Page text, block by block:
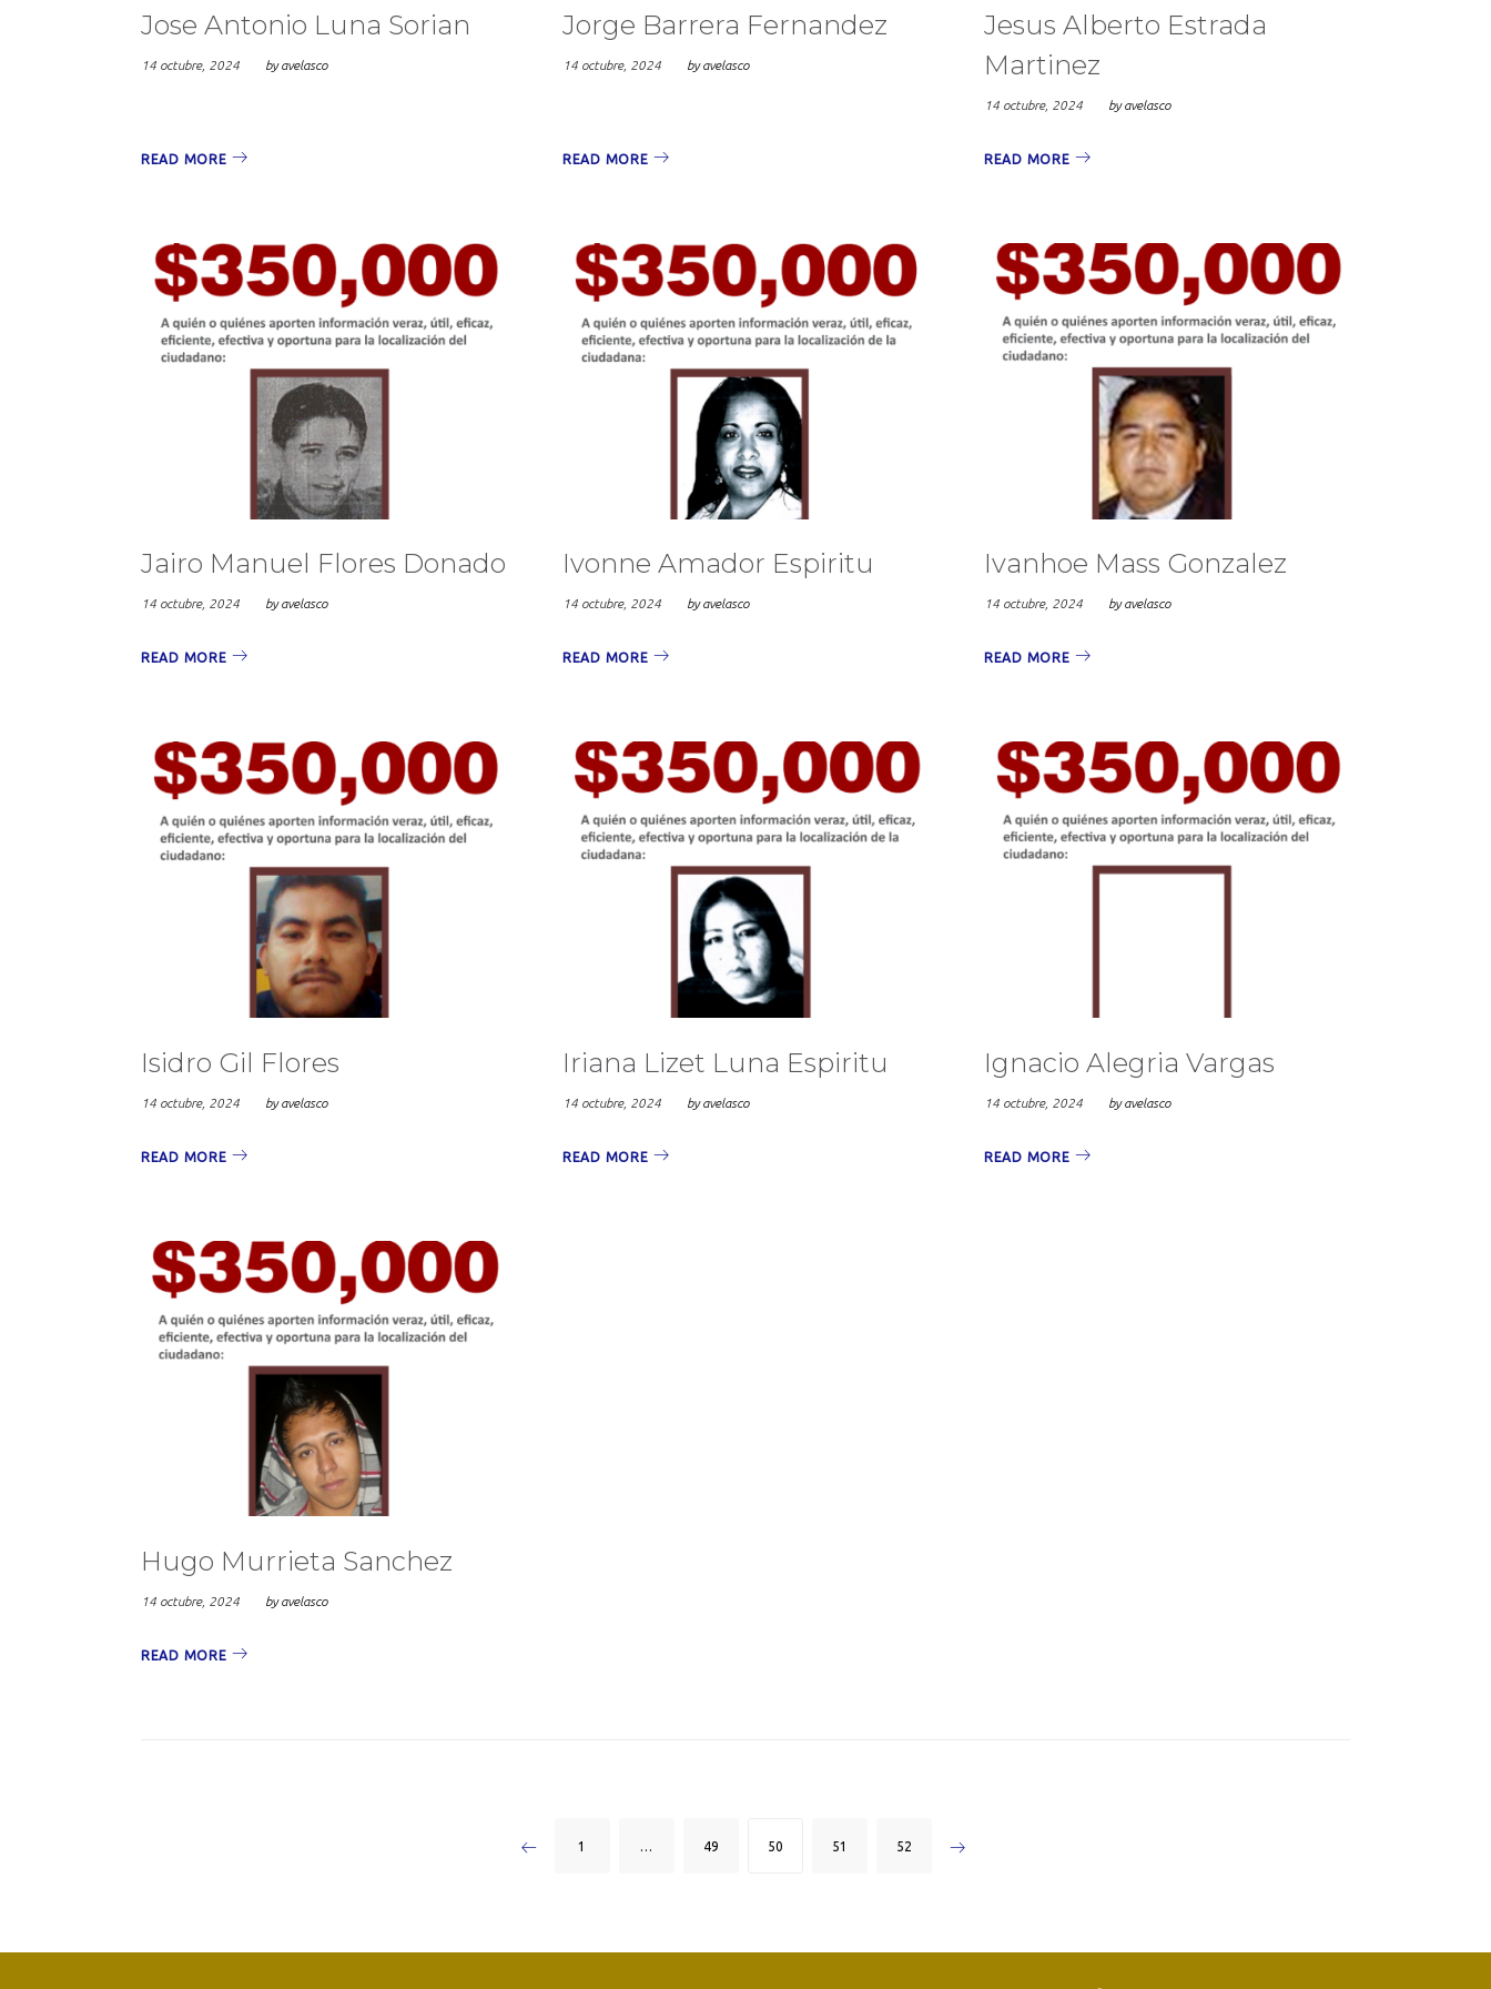
Jose Antonio Luna Sorian
14 octubre, 2024 byavelasco
READ MORE
Jorge Barrera Fernandez
14 octubre, 2024 byavelasco
READ MORE
Jesus Alberto Estrada
Martinez
14 octubre, 2024 byavelasco
READ MORE
Jairo Manuel Flores Donado
14 octubre, 2024 byavelasco
READ MORE
Ivonne Amador Espiritu
14 octubre, 2024 byavelasco
READ MORE
Ivanhoe Mass Gonzalez
14 octubre, 2024 byavelasco
READ MORE
Isidro Gil Flores
14 octubre, 2024 byavelasco
READ MORE
Iriana Lizet Luna Espiritu
14 octubre, 2024 byavelasco
READ MORE
Ignacio Alegria Vargas
14 octubre, 2024 byavelasco
READ MORE
Hugo Murrieta Sanchez
14 octubre, 2024 byavelasco
READ MORE
Navegación
de
1 … 49 50 51 52